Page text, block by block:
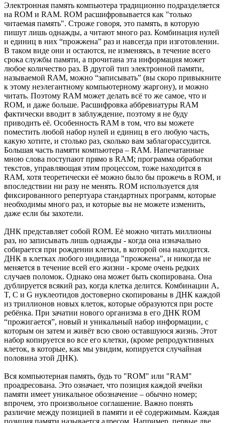
Электронная память компьютера традиционно подразделяется
на ROM и RAM. ROM расшифровывается как "только
читаемая память". Строже говоря, это память, в которую
пишут лишь однажды, а читают много раз. Комбинация нулей
и единиц в них “прожжена” раз и навсегда при изготовлении.
В таком виде они и остаются, не изменяясь, в течение всего
срока службы памяти, а прочитана эта информация может
любое количество раз. В другой тип электронной памяти,
называемой RAM, можно “записывать” (вы скоро привыкните
к этому неэлегантному компьютерному жаргону), и можно
читать. Поэтому RAM может делать всё то же самое, что и
ROM, и даже больше. Расшифровка аббревиатуры RAM
фактически вводит в заблуждение, поэтому я не буду
приводить её. Особенность RAM в том, что вы можете
поместить любой набор нулей и единиц в его любую часть,
какую хотите, и столько раз, сколько вам заблагорассудится.
Большая часть памяти компьютера – RAM. Напечатанные
мною слова поступают прямо в RAM; программа обработки
текстов, управляющая этим процессом, тоже находится в
RAM, хотя теоретически её можно было бы прожечь в ROM, и
впоследствии ни разу не менять. ROM используется для
фиксированного репертуара стандартных программ, которые
необходимы много раз, и которые вы не можете изменить,
даже если бы захотели.
ДНК представляет собой ROM. Её можно читать миллионы
раз, но записывать лишь однажды - когда она изначально
собирается при рождении клетки, в которой она находится.
ДНК в клетках любого индивида "прожжена", и никогда не
меняется в течение всей его жизни - кроме очень редких
случаев поломок. Однако она может быть скопирована. Она
дублируется всякий раз, когда клетка делится. Комбинации A,
T, C и G нуклеотидов достоверно скопированы в ДНК каждой
из триллионов новых клеток, которые образуются при росте
ребёнка. При зачатии нового организма в его ДНК ROM
“прожигается”, новый и уникальный набор информации, с
которым он затем и живёт всю свою оставшуюся жизнь. Этот
набор копируется во все его клетки, (кроме репродуктивных
клеток, в которые, как мы увидим, копируется случайная
половина этой ДНК).
Вся компьютерная память, будь то "ROM" или "RAM"
проадресована. Это означает, что позиция каждой ячейки
памяти имеет уникальное обозначение – обычно номер;
впрочем, это произвольное соглашение. Важно понять
различие между позицией в памяти и её содержимым. Каждая
позиция памяти называется адресом. Например, первые две